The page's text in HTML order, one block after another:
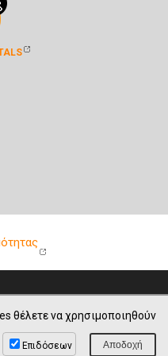
θέλετε να χρησιμοποιηθούν
Επιδόσεων